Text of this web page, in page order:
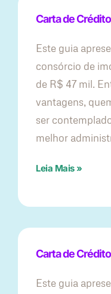
Carta de
Este guia
consórcio de
de R$ 47 mil.
vantagens,
ser
melhor
Leia Mais »
Carta de
Este guia